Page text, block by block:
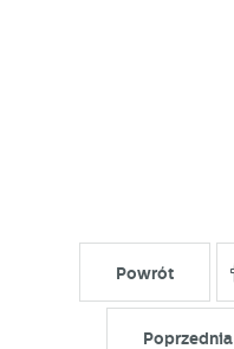
Powrót
Poprzednia